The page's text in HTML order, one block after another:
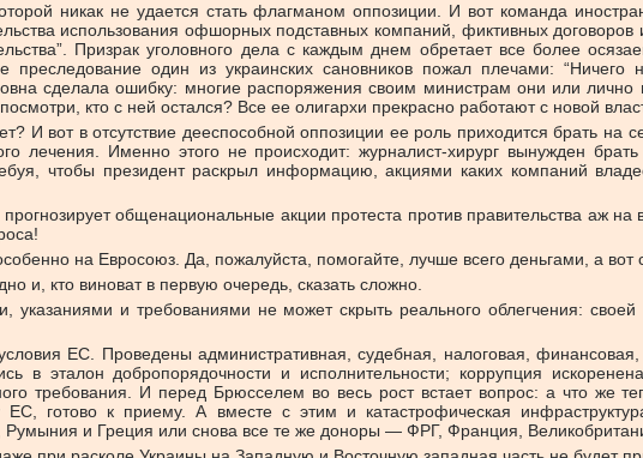
никак не удается стать флагманом оппозиции. И вот команда
использования офшорных подставных компаний, фиктивных
Призрак уголовного дела с каждым днем обретает все более
преследование один из украинских сановников пожал плечами:
сделала ошибку: многие распоряжения своим министрам они или лично
кто с ней остался? Все ее олигархи прекрасно работают с новой
И вот в отсутствие дееспособной оппозиции ее роль приходится брать на
лечения. Именно этого не происходит: журналист-хирург вынужден
чтобы президент раскрыл информацию, акциями каких компаний
общенациональные акции протеста против правительства аж
на Евросоюз. Да, пожалуйста, помогайте, лучше всего деньгами, а вот
и, кто виноват в первую очередь, сказать сложно.
и требованиями не может скрыть реального облегчения:
ЕС. Проведены административная, судебная, налоговая,
в эталон добропорядочности и исполнительности; коррупция
требования. И перед Брюсселем во весь рост встает вопрос: а что же
готово к приему. А вместе с этим и катастрофическая
и Греция или снова все те же доноры — ФРГ, Франция,